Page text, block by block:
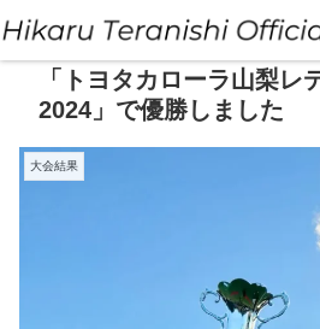
「トヨタカローラ山梨レ
2024」で優勝しました
大会結果